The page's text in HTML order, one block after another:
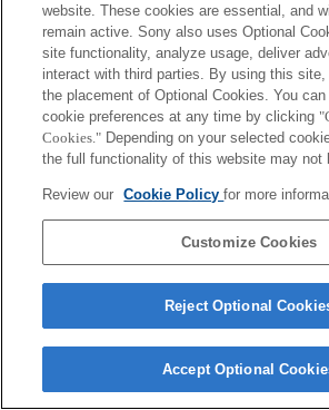
Terms of Use Contact Us
website. These cookies are essential, and
remain active. Sony also uses Optional
site functionality, analyze usage, deliver
interact with third parties. By using this site,
the placement of Optional Cookies. You
cookie preferences at any time by clicking
Cookies." Depending on your selected
the full functionality of this website may not
Review our Cookie Policyfor more
Customize Cookies
Reject Optional
Accept Optional